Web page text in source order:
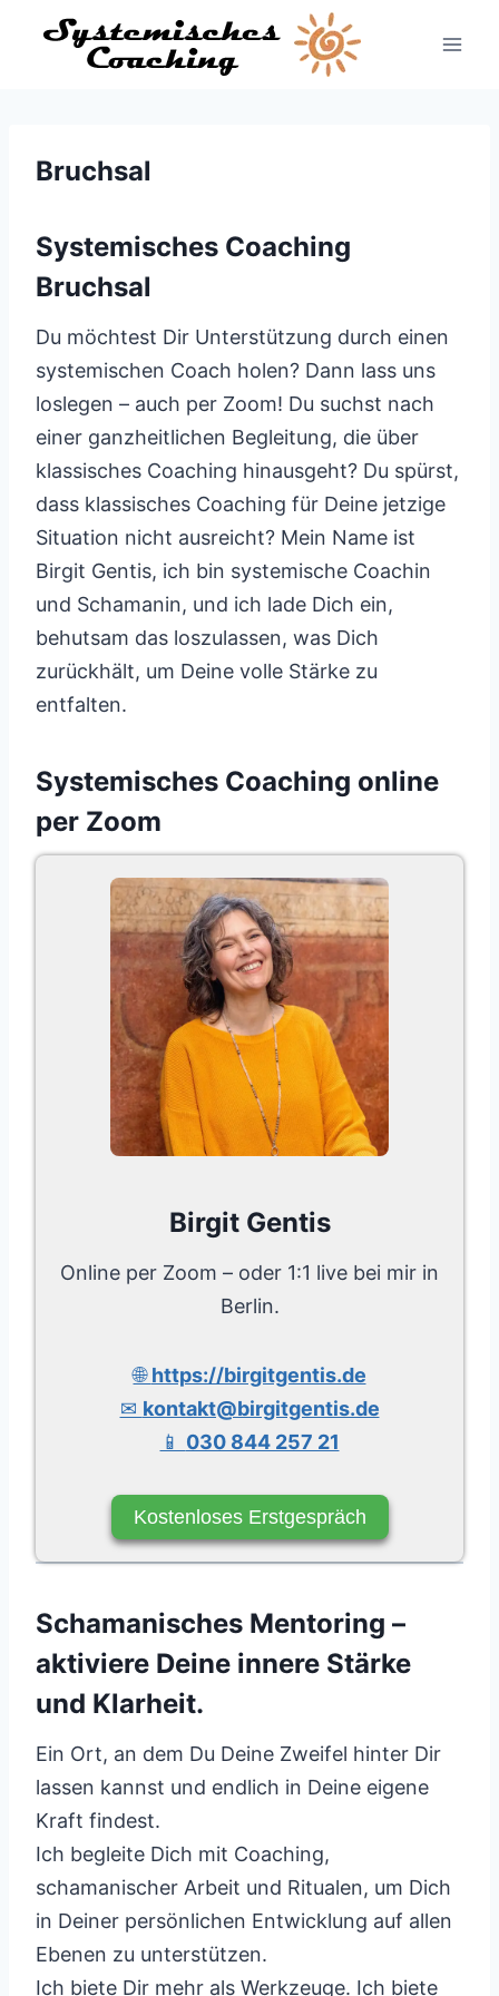
Inhalt
Bruchsal
Systemisches Coaching
Bruchsal
Du möchtest Dir Unterstützung durch einen
systemischen Coach holen? Dann lass uns
loslegen – auch per Zoom! Du suchst nach
einer ganzheitlichen Begleitung, die über
klassisches Coaching hinausgeht? Du spürst,
dass klassisches Coaching für Deine jetzige
Situation nicht ausreicht? Mein Name ist
Birgit Gentis, ich bin systemische Coachin
und Schamanin, und ich lade Dich ein,
behutsam das loszulassen, was Dich
zurückhält, um Deine volle Stärke zu
entfalten.
Systemisches Coaching online
per Zoom
Birgit Gentis
Online per Zoom – oder 1:1 live bei mir in
Berlin.
🌐https://birgitgentis.de
✉ kontakt@birgitgentis.de
📱 030 844 257 21
Kostenloses Erstgespräch
Schamanisches Mentoring –
aktiviere Deine innere Stärke
und Klarheit.
Ein Ort, an dem Du Deine Zweifel hinter Dir
lassen kannst und endlich in Deine eigene
Kraft findest.
Ich begleite Dich mit Coaching,
schamanischer Arbeit und Ritualen, um Dich
in Deiner persönlichen Entwicklung auf allen
Ebenen zu unterstützen.
Ich biete Dir mehr als Werkzeuge. Ich biete